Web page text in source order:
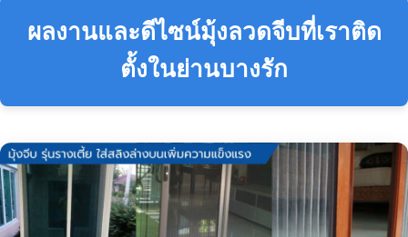
ผลงานและดีไซน์มุ้งลวดจีบที่เราติด
ตั้งในย่านบางรัก